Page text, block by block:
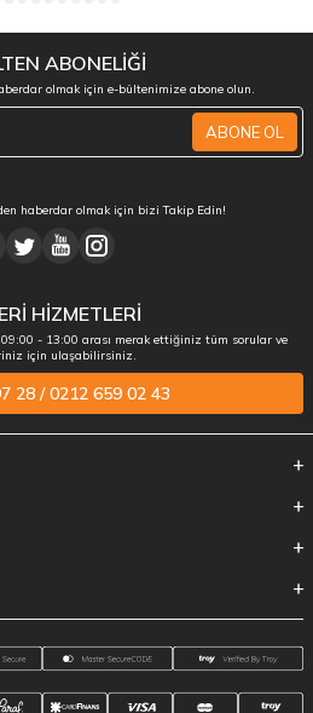
ABONELİĞİ
olmak için e-bültenimize abone olun.
ABONE OL
haberdar olmak için bizi Takip Edin!
HİZMETLERİ
- 13:00 arası merak ettiğiniz tüm sorular ve
için ulaşabilirsiniz.
28 / 0212 659 02 43